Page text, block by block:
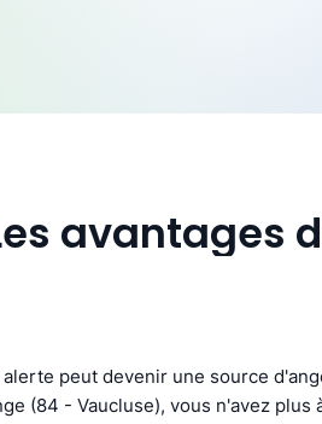
avantages
peut devenir une source
(84 - Vaucluse), vous n'avez plus